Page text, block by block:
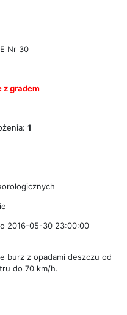
Nr 30
z gradem
1
2016-05-30 23:00:00
burz z opadami deszczu od
do 70 km/h.